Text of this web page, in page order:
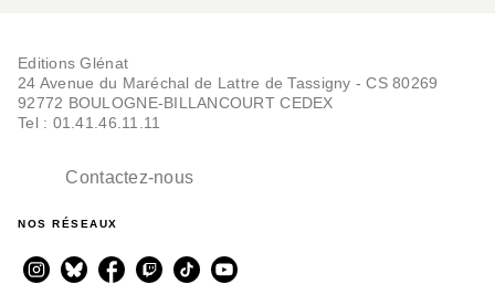
Editions Glénat
24 Avenue du Maréchal de Lattre de Tassigny - CS 80269
92772 BOULOGNE-BILLANCOURT CEDEX
Tel : 01.41.46.11.11
Contactez-nous
NOS RÉSEAUX